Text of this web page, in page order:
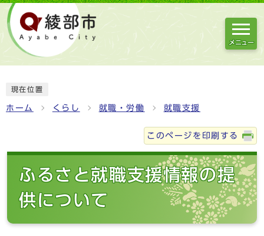
メニュー
現在位置
ホーム くらし 就職・労働 就職支援
このページを印刷する
ふるさと就職支援情報の提
供について